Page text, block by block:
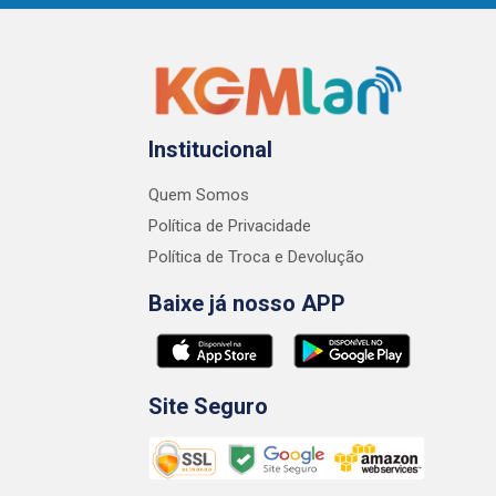
Institucional
Quem Somos
Política de Privacidade
Política de Troca e Devolução
Baixe já nosso APP
Site Seguro